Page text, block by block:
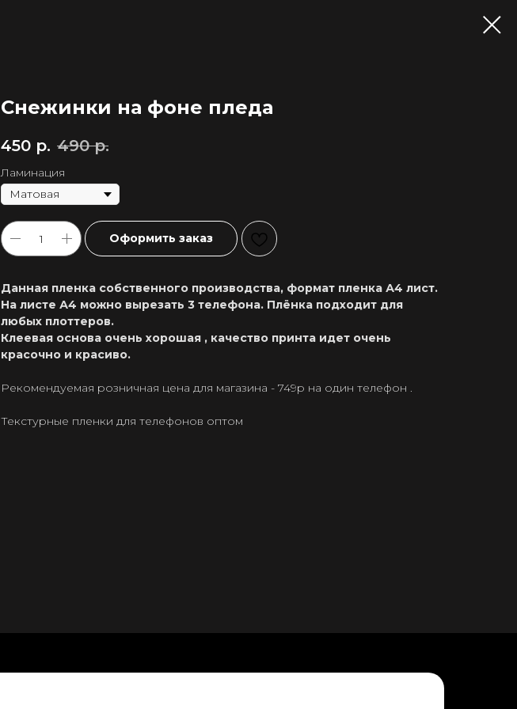
Снежинки на фоне пледа
450 р. 490 р.
Ламинация
Оформить заказ
Данная пленка собственного производства, формат пленка А4 лист.
На листе А4 можно вырезать 3 телефона. Плёнка подходит для
любых плоттеров.
Клеевая основа очень хорошая , качество принта идет очень
красочно и красиво.
Рекомендуемая розничная цена для магазина - 749р на один телефон .
Текстурные пленки для телефонов оптом